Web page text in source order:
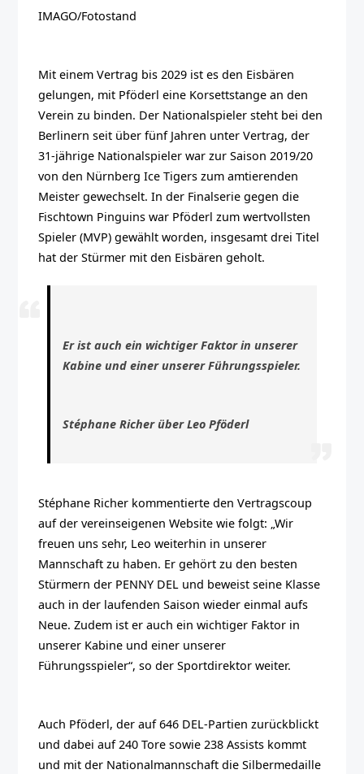
IMAGO/Fotostand
Mit einem Vertrag bis 2029 ist es den Eisbären
gelungen, mit Pföderl eine Korsettstange an den
Verein zu binden. Der Nationalspieler steht bei den
Berlinern seit über fünf Jahren unter Vertrag, der
31-jährige Nationalspieler war zur Saison 2019/20
von den Nürnberg Ice Tigers zum amtierenden
Meister gewechselt. In der Finalserie gegen die
Fischtown Pinguins war Pföderl zum wertvollsten
Spieler (MVP) gewählt worden, insgesamt drei Titel
hat der Stürmer mit den Eisbären geholt.
Er ist auch ein wichtiger Faktor in unserer
Kabine und einer unserer Führungsspieler.
Stéphane Richer über Leo Pföderl
Stéphane Richer kommentierte den Vertragscoup
auf der vereinseigenen Website wie folgt: „Wir
freuen uns sehr, Leo weiterhin in unserer
Mannschaft zu haben. Er gehört zu den besten
Stürmern der PENNY DEL und beweist seine Klasse
auch in der laufenden Saison wieder einmal aufs
Neue. Zudem ist er auch ein wichtiger Faktor in
unserer Kabine und einer unserer
Führungsspieler“, so der Sportdirektor weiter.
Auch Pföderl, der auf 646 DEL-Partien zurückblickt
und dabei auf 240 Tore sowie 238 Assists kommt
und mit der Nationalmannschaft die Silbermedaille